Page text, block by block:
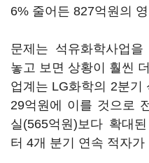
6% 줄어든 827억원의
문제는 석유화학사업
놓고 보면 상황이 훨씬
업계는 LG화학의 2분기
29억원에 이를 것으로
실(565억원)보다 확대
터 4개 분기 연속 적자